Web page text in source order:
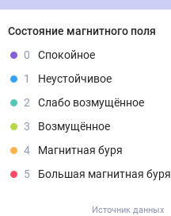
Состояние магнитного поля
0
Спокойное
1
Неустойчивое
2
Слабо возмущённое
3
Возмущённое
4
Магнитная буря
5
Большая магнитная буря
Источник данных